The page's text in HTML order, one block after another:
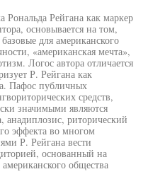
Рональда Рейгана как маркер
основывается на том,
для американского
«американская мечта»,
Логос автора отличается
Р. Рейгана как
Пафос публичных
средств,
значимыми являются
анадиплозис, риторический
эффекта во многом
Р. Рейгана вести
основанный на
общества